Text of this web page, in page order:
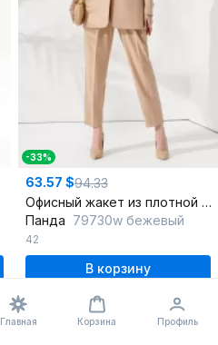
-33%
63.57 $94.33
Офисный жакет из плотной ткани с английским воротником
Панда 79730w бежевый
42
В корзину
Главная Корзина Профиль